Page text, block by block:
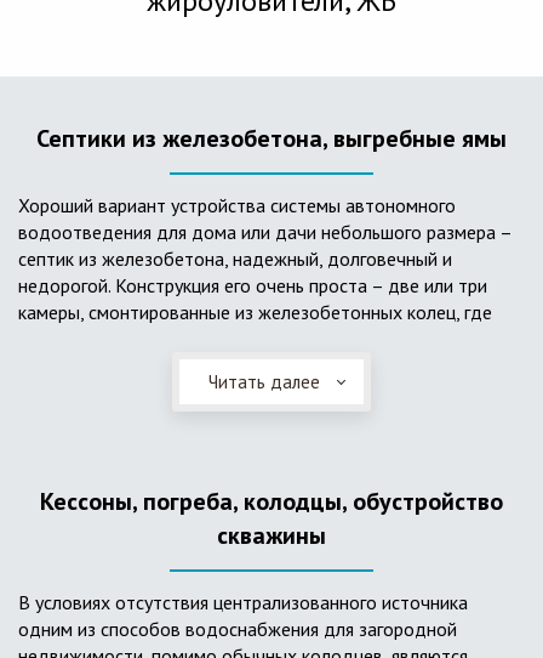
Септики из железобетона, выгребные ямы
Хороший вариант устройства системы автономного
водоотведения для дома или дачи небольшого размера –
септик из железобетона, надежный, долговечный и
недорогой. Конструкция его очень проста – две или три
камеры, смонтированные из железобетонных колец, где
слой дренажа, устроенный из щебня и песка. Для септика
требуется только очищение через определенное время
большую прочность по сравнению с пластиковыми
Читать далее
Кессоны, погреба, колодцы, обустройство
скважины
В условиях отсутствия централизованного источника
одним из способов водоснабжения для загородной